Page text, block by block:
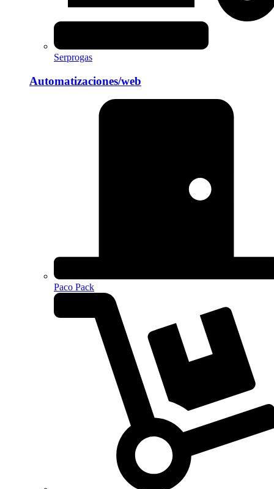
Serprogas
Automatizaciones/web
Paco Pack